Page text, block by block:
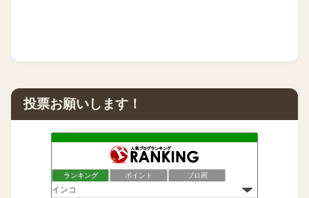
投票お願いします！
ランキング ポイント ブロ画